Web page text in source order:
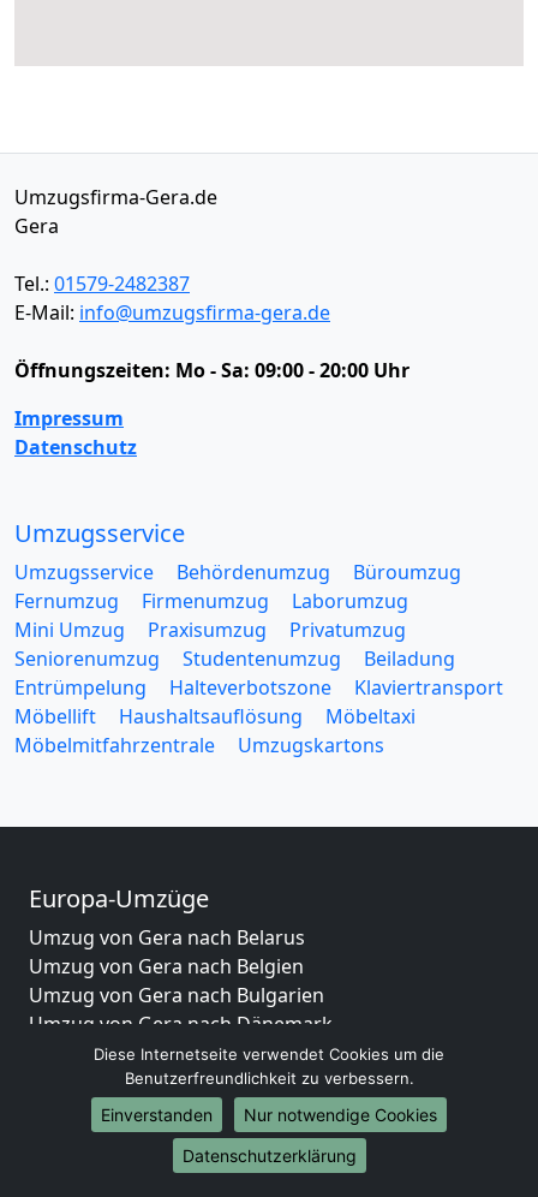
Umzugsfirma-Gera.de
Gera
Tel.: 01579-2482387
E-Mail: info@umzugsfirma-gera.de
Öffnungszeiten: Mo - Sa: 09:00 - 20:00 Uhr
Impressum
Datenschutz
Umzugsservice
Umzugsservice Behördenumzug
Büroumzug
Fernumzug
Firmenumzug
Laborumzug
Mini Umzug
Praxisumzug
Privatumzug
Seniorenumzug
Studentenumzug
Beiladung
Entrümpelung
Halteverbotszone
Klaviertransport
Möbellift
Haushaltsauflösung
Möbeltaxi
Möbelmitfahrzentrale
Umzugskartons
Europa-Umzüge
Umzug von Gera nach Belarus
Umzug von Gera nach Belgien
Umzug von Gera nach Bulgarien
Umzug von Gera nach Dänemark
Umzug von Gera nach England
Umzug von Gera nach Portugal
Umzug von Gera nach Bosnien und Herzegowina
Umzug von Gera nach Irland
Umzug von Gera nach Lettland
Diese Internetseite verwendet Cookies um die
Benutzerfreundlichkeit zu verbessern.
Einverstanden
Nur notwendige Cookies
Datenschutzerklärung